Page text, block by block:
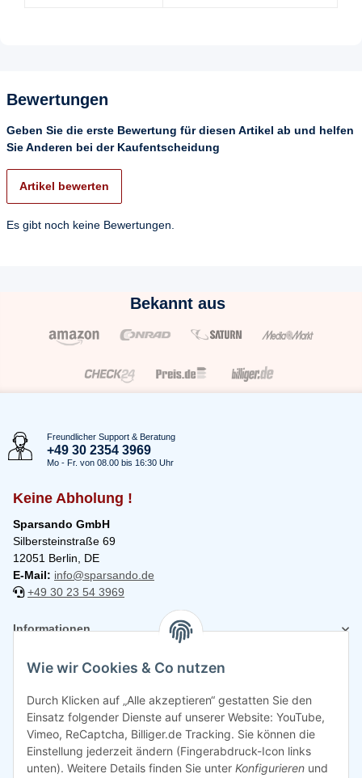
Bewertungen
Geben Sie die erste Bewertung für diesen Artikel ab und helfen
Sie Anderen bei der Kaufentscheidung
Artikel bewerten
Es gibt noch keine Bewertungen.
Bekannt aus
Freundlicher Support & Beratung
+49 30 2354 3969
Mo - Fr. von 08.00 bis 16:30 Uhr
Keine Abholung !
Sparsando GmbH
Silbersteinstraße 69
12051 Berlin, DE
E-Mail: info@sparsando.de
+49 30 23 54 3969
Informationen
Rechtliches
Wie wir Cookies & Co nutzen
Durch Klicken auf „Alle akzeptieren“ gestatten Sie den
Einsatz folgender Dienste auf unserer Website: YouTube,
Vimeo, ReCaptcha, Billiger.de Tracking. Sie können die
Einstellung jederzeit ändern (Fingerabdruck-Icon links
unten). Weitere Details finden Sie unter Konfigurieren und